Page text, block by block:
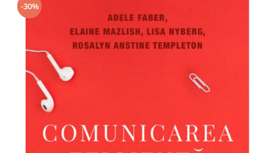
Cărți pentru tineri
Creșterea copilului
Dezvoltare Personală
Diete și Fitness
Familie și Cuplu
Hobby și Divertisment
Istorie și Civilizații
Istorie și Conspirații
-30%